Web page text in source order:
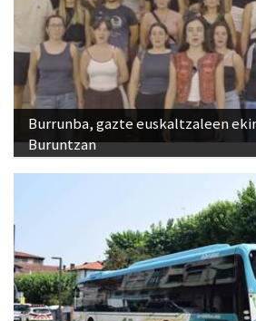
Burrunba, gazte euskaltzaleen
Buruntzan